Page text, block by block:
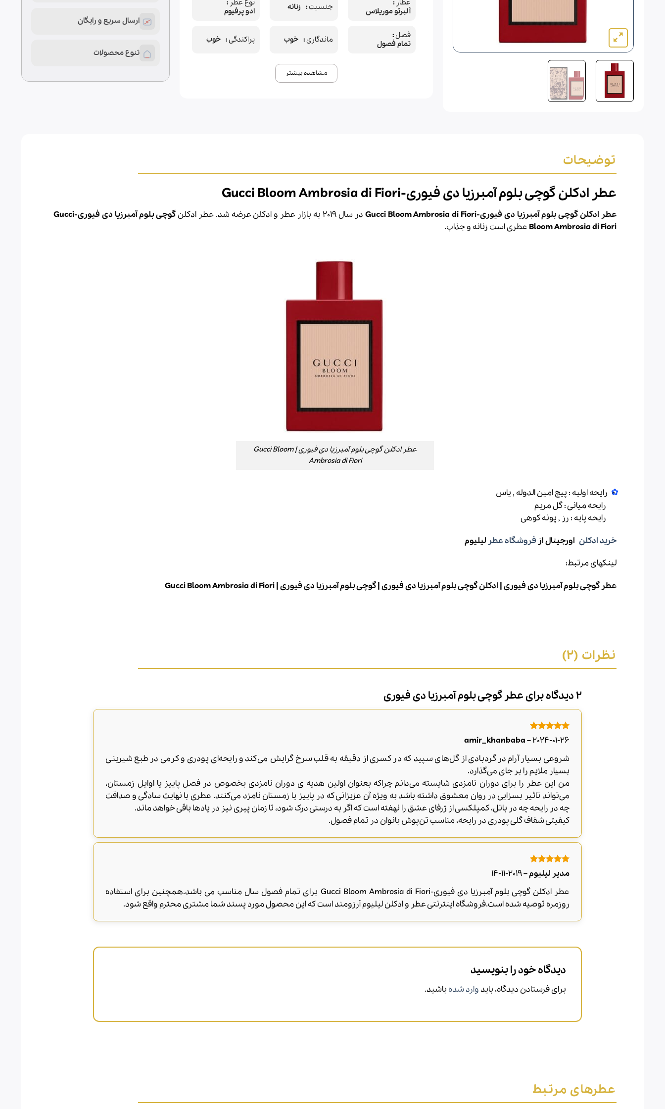
عطار
آلبرتو موریلاس
جنسیت زنانه
نوع عطر
ادو پرفیوم
فصل
تمام فصول
ماندگاری خوب پراکندگی خوب
مشاهده بیشتر
ارسال سریع و رایگان
تنوع محصولات
توضیحات
عطر ادکلن گوچی بلوم آمبرزیا دی فیوری-Gucci Bloom Ambrosia di Fiori
عطر ادکلن گوچی بلوم آمبرزیا دی فیوری-Gucci Bloom Ambrosia di Fiori در سال 2019 به بازار عطر و ادکلن عرضه شد. عطر ادکلن
گوچی بلوم آمبرزیا دی فیوری-Gucci
Bloom Ambrosia di Fioriعطری است زنانه و جذاب.
عطر ادکلن گوچی بلوم آمبرزیا دی فیوری | Gucci Bloom
Ambrosia di Fiori
رایحه اولیه : پیچ امین الدوله , یاس
رایحه میانی : گل مریم
رایحه پایه : رز , پونه کوهی
خرید ادکلن اورجینال از فروشگاه عطر لیلیوم
لینکهای مرتبط:
عطر گوچی بلوم آمبرزیا دی فیوری | ادکلن گوچی بلوم آمبرزیا دی فیوری | گوچی بلوم آمبرزیا دی فیوری | Gucci Bloom Ambrosia di Fiori
نظرات (2)
2 دیدگاه برای عطر گوچی بلوم آمبرزیا دی فیوری
امتیاز5از
5
amir_khanbaba–2024-01-26
شروعی بسیار آرام در گردبادی از گل‌های سپید که در کسری از دقیقه به قلب سرخ گرایش می‌کند و رایحه‌ای پودری و کرمی در طبع شیرینی
بسیار ملایم را بر جای می‌گذارد.
من این عطر را برای دوران نامزدی شایسته می‌دانم چراکه بعنوان اولین هدیه ی دوران نامزدی بخصوص در فصل پاییز یا اوایل زمستان،
می‌تواند تاثیر بسزایی در روان معشوق داشته باشد به ویژه آن عزیزانی که در پاییز یا زمستان نامزد می‌کنند. عطری با نهایت سادگی و صداقت
چه در رایحه چه در باتل، کمپلکسی از ژرفای عشق را نهفته است که اگر به درستی درک شود، تا زمان پیری نیز در یادها باقی خواهد ماند.
کیفیتی شفاف گلی پودری در رایحه، مناسب تن‌پوش بانوان در تمام فصول.
امتیاز 5از
5
مدیر لیلیوم–
2019-11-14
عطر ادکلن گوچی بلوم آمبرزیا دی فیوری-Gucci Bloom Ambrosia di Fiori برای تمام فصول سال مناسب می باشد.همچنین برای استفاده
روزمره توصیه شده است.فروشگاه اینترنتی عطر و ادکلن لیلیوم آرزومند است که این محصول مورد پسند شما مشتری محترم واقع شود.
دیدگاه خود را بنویسید
برای فرستادن دیدگاه، باید وارد شده باشید.
عطرهای مرتبط